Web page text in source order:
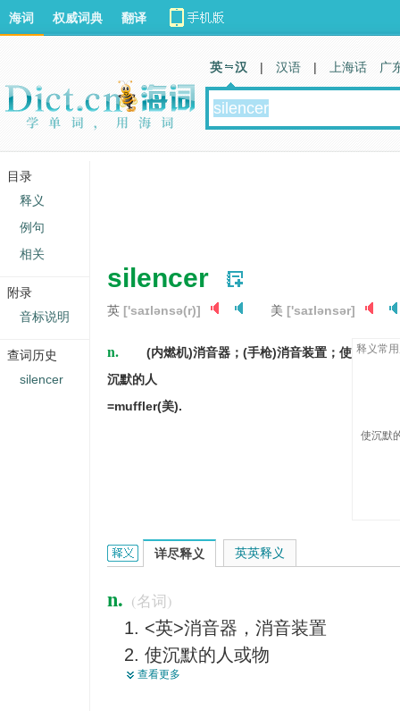
silencer
英 ['saɪlənsə(r)] 美 ['saɪlənsər]
n.
(内燃机)消音器；(手枪)消音装置；使
沉默的人
=muffler(美).
释义常
使沉默
silencer的英文翻译是什么意思，词典释义与在线翻
详尽释义
n. (名词)
<英>消音器，消音装置
使沉默的人或物
压倒对方的议论
查看更多
英英释义
海词 权威词典 翻译
英 汉 | 汉语 | 上海话 广
目录
释义
例句
相关
附录
音标说明
查词历史
silencer